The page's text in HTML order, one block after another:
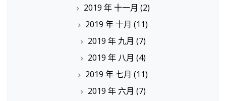
2019 年 十一月 (2)
2019 年 十月 (11)
2019 年 九月 (7)
2019 年 八月 (4)
2019 年 七月 (11)
2019 年 六月 (7)